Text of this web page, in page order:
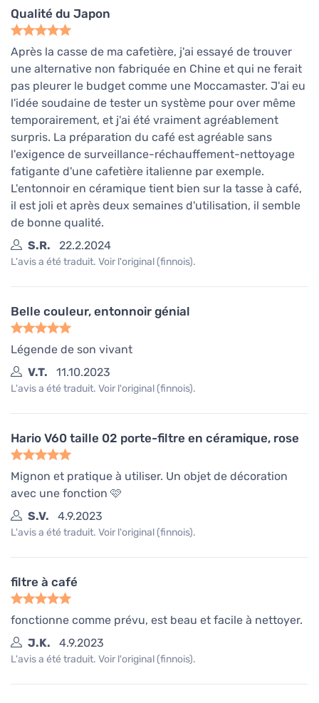
Qualité du Japon
Après la casse de ma cafetière, j'ai essayé de trouver
une alternative non fabriquée en Chine et qui ne ferait
pas pleurer le budget comme une Moccamaster. J'ai eu
l'idée soudaine de tester un système pour over même
temporairement, et j'ai été vraiment agréablement
surpris. La préparation du café est agréable sans
l'exigence de surveillance-réchauffement-nettoyage
fatigante d'une cafetière italienne par exemple.
L'entonnoir en céramique tient bien sur la tasse à café,
il est joli et après deux semaines d'utilisation, il semble
de bonne qualité.
S.R.
22.2.2024
L'avis a été traduit. Voir l'original (finnois).
Belle couleur, entonnoir génial
Légende de son vivant
V.T.
11.10.2023
L'avis a été traduit. Voir l'original (finnois).
Hario V60 taille 02 porte-filtre en céramique, rose
Mignon et pratique à utiliser. Un objet de décoration
avec une fonction 🩷
S.V.
4.9.2023
L'avis a été traduit. Voir l'original (finnois).
filtre à café
fonctionne comme prévu, est beau et facile à nettoyer.
J.K.
4.9.2023
L'avis a été traduit. Voir l'original (finnois).